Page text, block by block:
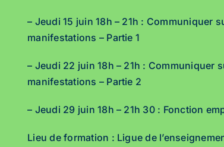
– Jeudi 15 juin 18h – 21h : Communiquer
manifestations – Partie 1
– Jeudi 22 juin 18h – 21h : Communiquer
manifestations – Partie 2
– Jeudi 29 juin 18h – 21h 30 : Fonction
Lieu de formation : Ligue de